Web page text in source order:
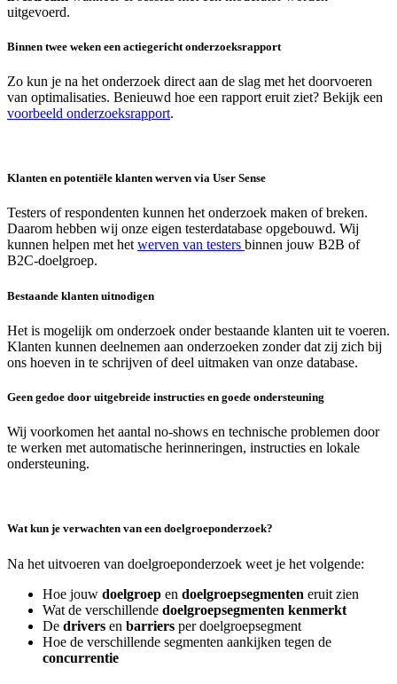
uitgevoerd.
Binnen twee weken een actiegericht onderzoeksrapport
Zo kun je na het onderzoek direct aan de slag met het doorvoeren
van optimalisaties. Benieuwd hoe een rapport eruit ziet? Bekijk een
voorbeeld onderzoeksrapport.
Klanten en potentiële klanten werven via User Sense
Testers of respondenten kunnen het onderzoek maken of breken.
Daarom hebben wij onze eigen testerdatabase opgebouwd. Wij
kunnen helpen met hetwerven van testers binnen jouw B2B of
B2C-doelgroep.
Bestaande klanten uitnodigen
Het is mogelijk om onderzoek onder bestaande klanten uit te voeren.
Klanten kunnen deelnemen aan onderzoeken zonder dat zij zich bij
ons hoeven in te schrijven of deel uitmaken van onze database.
Geen gedoe door uitgebreide instructies en goede ondersteuning
Wij voorkomen het aantal no-shows en technische problemen door
te werken met automatische herinneringen, instructies en lokale
ondersteuning.
Wat kun je verwachten van een doelgroeponderzoek?
Na het uitvoeren van doelgroeponderzoek weet je het volgende:
Hoe jouw doelgroep en doelgroepsegmenten eruit zien
Wat de verschillende doelgroepsegmenten kenmerkt
De drivers en barriers per doelgroepsegment
Hoe de verschillende segmenten aankijken tegen de
concurrentie